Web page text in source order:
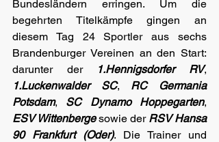
Bundesländern erringen. Um die
begehrten Titelkämpfe gingen an
diesem Tag 24 Sportler aus sechs
Brandenburger Vereinen an den Start:
darunter der
1.Hennigsdorfer RV
1.Luckenwalder SC, RC Germania
Potsdam, SC Dynamo Hoppegarten
ESV Wittenberge sowie der RSV Hansa
90 Frankfurt (Oder). Die Trainer und